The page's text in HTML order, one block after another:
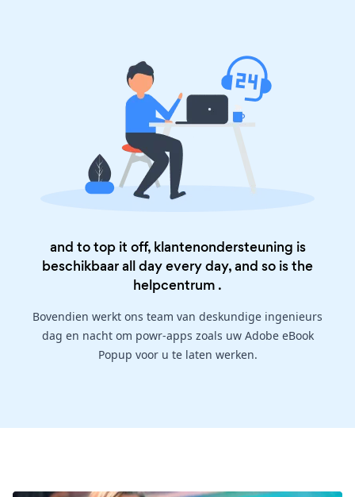
and to top it off, klantenondersteuning is
beschikbaar all day every day, and so is the
helpcentrum .
Bovendien werkt ons team van deskundige ingenieurs
dag en nacht om powr-apps zoals uw Adobe eBook
Popup voor u te laten werken.